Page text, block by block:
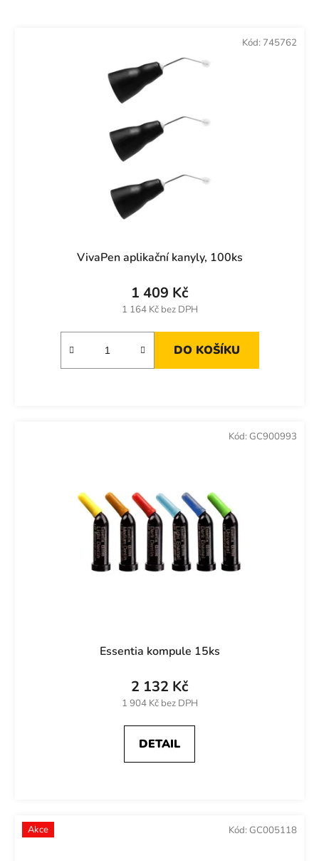
VivaPen aplikační kanyly, 100ks
1 164 Kč bez DPH
1 409 Kč
DO KOŠÍKU
Kód: 745762
Essentia kompule 15ks
1 904 Kč bez DPH
2 132 Kč
DETAIL
Kód: GC900993
Akce Kód: GC005118